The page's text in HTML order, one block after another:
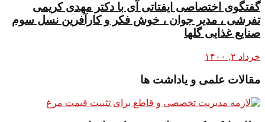
گفتگوی اختصاصی ایفتاتی آی با دکتر مهدی کریمی
تفرشی ، مدیر جوان ، خوش فکر و کارآفرین نسل سوم
صنایع غذایی گلها
خرداد ۲, ۱۴۰۰
مقالات علمی و یاداشت ها